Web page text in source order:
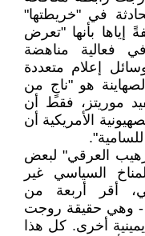
في "خريطتها"
إياها بأنها "تعرض
في فعالية مناهضة
إعلام متعددة
هو "ناجٍ من
موريتز، فقط أن
الأمريكية أن
العرقي" لبعض
السياسي غير
أقر أربعة من
- وهي حقيقة روجت
أخرى. كل هذا